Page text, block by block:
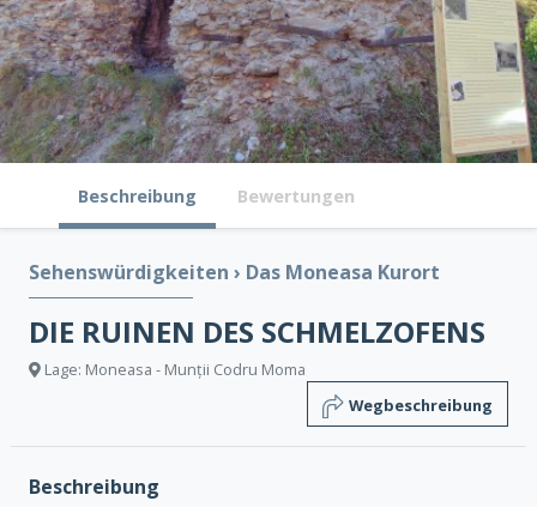
Beschreibung Bewertungen
Sehenswürdigkeiten › Das Moneasa Kurort
DIE RUINEN DES SCHMELZOFENS
Lage: Moneasa - Munții Codru Moma
Wegbeschreibung
Beschreibung